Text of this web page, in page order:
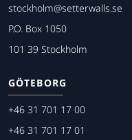
stockholm@setterwalls.se
P.O. Box 1050
101 39 Stockholm
GÖTEBORG
+46 31 701 17 00
+46 31 701 17 01